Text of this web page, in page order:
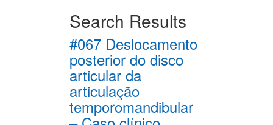
Search Results
#067 Deslocamento
posterior do disco
articular da
articulação
temporomandibular